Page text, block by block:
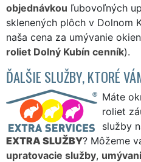
objednávkou ľubovoľných
sklenených plôch v Dolnom
naša cena za umývanie
roliet Dolný Kubín cenník).
ĎALŠIE SLUŽBY, KTORÉ
Máte
roliet
služby
EXTRA SLUŽBY? Môžeme
upratovacie služby,